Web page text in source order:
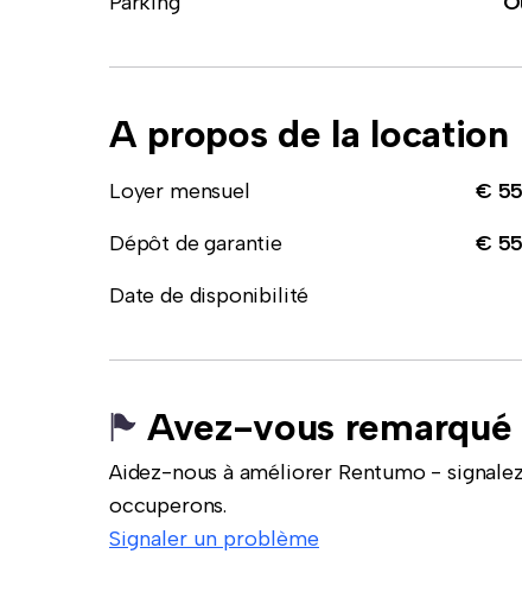
A propos de la location
Loyer mensuel €
Dépôt de garantie
€
Date de disponibilité
Avez-vous remarqué
Aidez-nous à améliorer Rentumo -
occuperons.
Signaler un problème